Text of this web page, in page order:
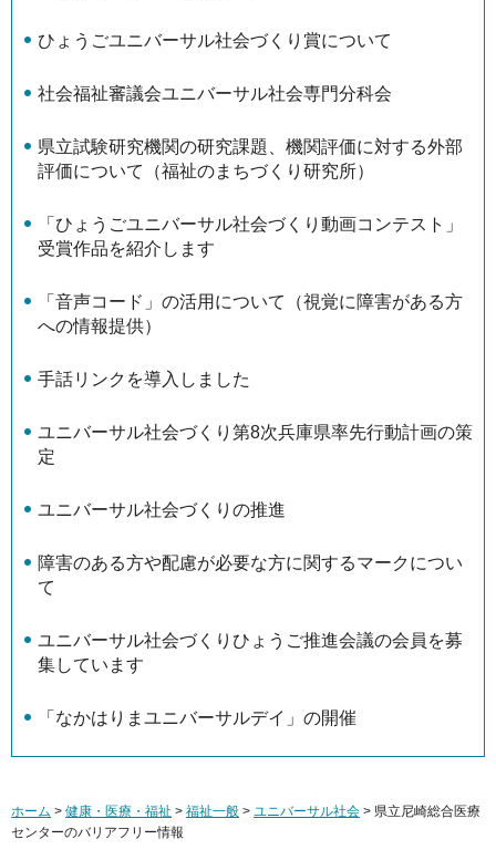
ひょうごユニバーサル社会づくり賞について
社会福祉審議会ユニバーサル社会専門分科会
県立試験研究機関の研究課題、機関評価に対する外部
評価について（福祉のまちづくり研究所）
「ひょうごユニバーサル社会づくり動画コンテスト」
受賞作品を紹介します
「音声コード」の活用について（視覚に障害がある方
への情報提供）
手話リンクを導入しました
ユニバーサル社会づくり第8次兵庫県率先行動計画の策
定
ユニバーサル社会づくりの推進
障害のある方や配慮が必要な方に関するマークについ
て
ユニバーサル社会づくりひょうご推進会議の会員を募
集しています
「なかはりまユニバーサルデイ」の開催
ホーム > 健康・医療・福祉 > 福祉一般 > ユニバーサル社会 > 県立尼崎総合医療
センターのバリアフリー情報